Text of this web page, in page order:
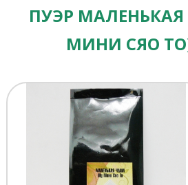
ПУЭР
МИНИ СЯО